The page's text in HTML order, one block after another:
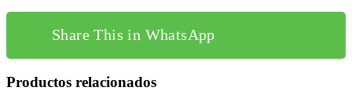
Share This in WhatsApp
Productos relacionados